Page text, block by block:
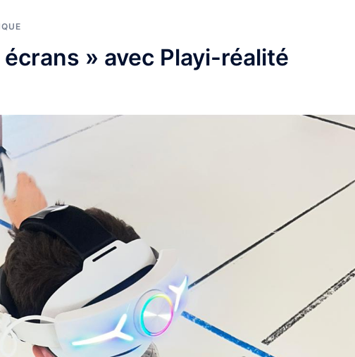
» avec Playi-réalité